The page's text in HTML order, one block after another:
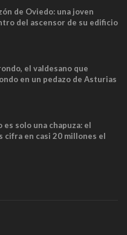
de Oviedo: una joven
del ascensor de su edificio
sus últimos minutos
el valdesano que
en un pedazo de Asturias
es solo una chapuza: el
cifra en casi 20 millones el
que no cabían por los